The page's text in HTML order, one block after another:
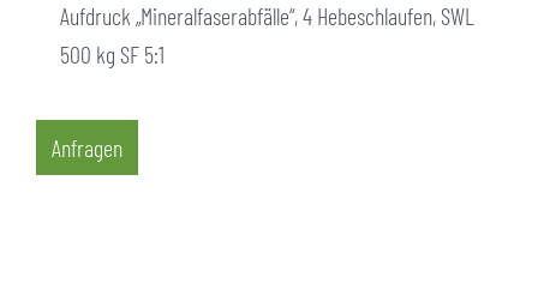
Aufdruck „Mineralfaserabfälle“, 4 Hebeschlaufen, SWL
500 kg SF 5:1
Anfragen